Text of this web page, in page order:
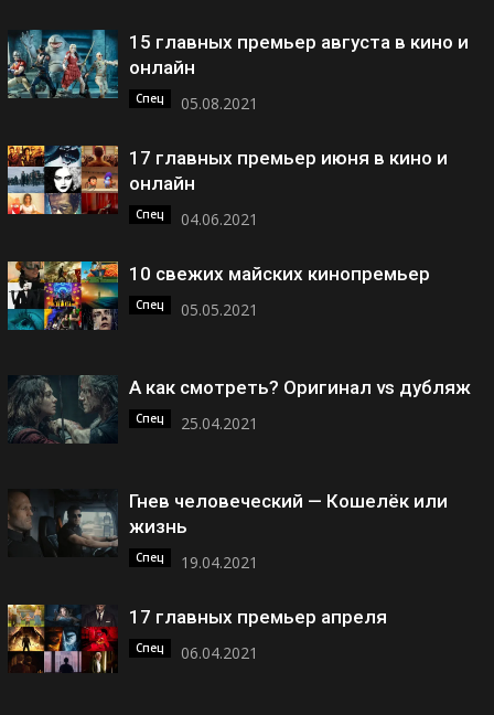
15 главных премьер августа в кино и
онлайн
Спец 05.08.2021
17 главных премьер июня в кино и
онлайн
Спец 04.06.2021
10 свежих майских кинопремьер
Спец 05.05.2021
А как смотреть? Оригинал vs дубляж
Спец 25.04.2021
Гнев человеческий — Кошелёк или
жизнь
Спец 19.04.2021
17 главных премьер апреля
Спец 06.04.2021